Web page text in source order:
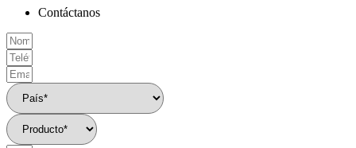
Contáctanos